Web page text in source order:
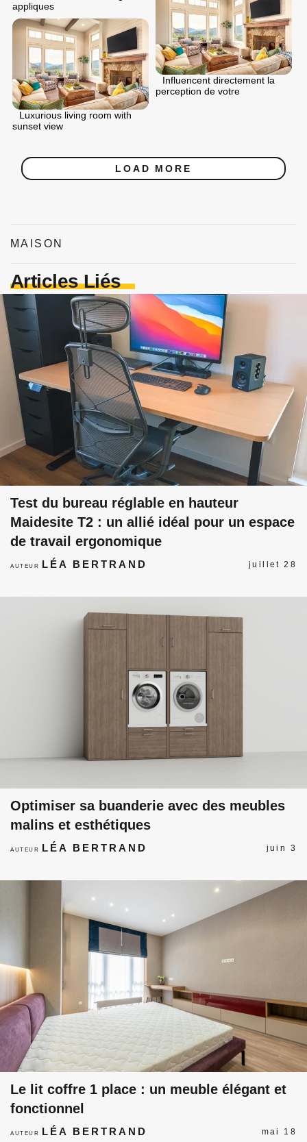
appliques
Influencent directement la
perception de votre
Luxurious living room with
sunset view
LOAD MORE
MAISON
Articles Liés
Test du bureau réglable en hauteur
Maidesite T2 : un allié idéal pour un espace
de travail ergonomique
AUTEUR LÉA BERTRAND juillet 28
Optimiser sa buanderie avec des meubles
malins et esthétiques
AUTEUR LÉA BERTRAND juin 3
Le lit coffre 1 place : un meuble élégant et
fonctionnel
AUTEUR LÉA BERTRAND mai 18